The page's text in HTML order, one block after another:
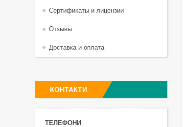
Сертификаты и лицензии
Отзывы
Доставка и оплата
КОНТАКТИ